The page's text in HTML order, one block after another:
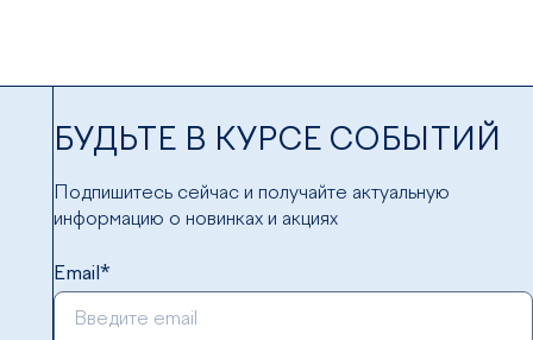
БУДЬТЕ В КУРСЕ СОБЫТИЙ
Подпишитесь сейчас и получайте актуальную
информацию о новинках и акциях
Email*